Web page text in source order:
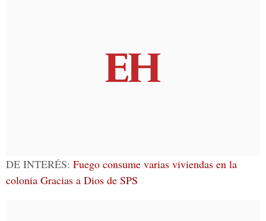
DE INTERÉS: Fuego consume varias viviendas en la
colonia Gracias a Dios de SPS